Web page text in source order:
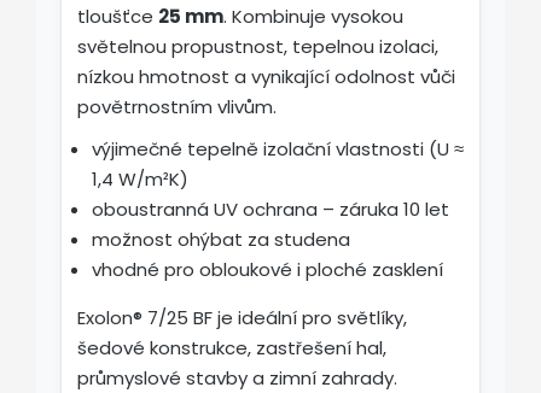
tloušťce 25 mm. Kombinuje vysokou
světelnou propustnost, tepelnou izolaci,
nízkou hmotnost a vynikající odolnost vůči
povětrnostním vlivům.
výjimečné tepelně izolační vlastnosti (U ≈
1,4 W/m²K)
oboustranná UV ochrana – záruka 10 let
možnost ohýbat za studena
vhodné pro obloukové i ploché zasklení
Exolon® 7/25 BF je ideální pro světlíky,
šedové konstrukce, zastřešení hal,
průmyslové stavby a zimní zahrady.